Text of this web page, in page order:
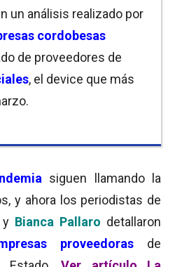
un análisis realizado por
cordobesas
de proveedores de
, el device que más
siguen llamando la
y ahora los periodistas de
y Bianca Pallaro detallaron
proveedorasde